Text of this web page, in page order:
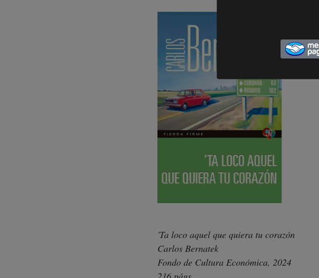
'Ta loco aquel que quiera tu corazón
Carlos Bernatek
Fondo de Cultura Económica, 2024